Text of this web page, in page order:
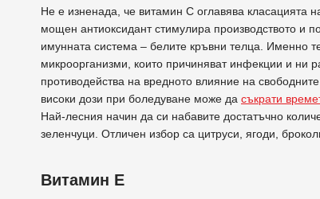
Не е изненада, че витамин С оглавява класацията
мощен антиоксидант стимулира производството и
имунната система – белите кръвни телца. Именно
микроорганизми, които причиняват инфекции и ни
противодейства на вредното влияние на
високи дози при боледуване може да съкрати
Най-лесния начин да си набавите достатъчно
зеленчуци. Отличен избор са цитруси, ягоди,
Витамин Е